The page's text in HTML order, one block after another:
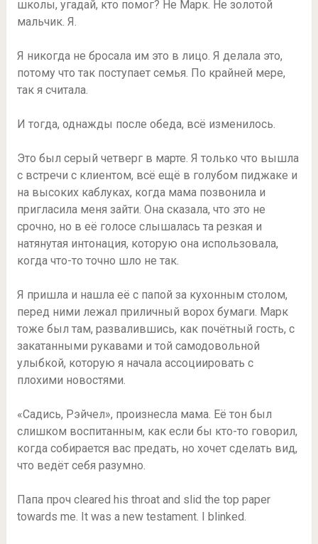
школы, угадай, кто помог? Не Марк. Не золотой
мальчик. Я.
Я никогда не бросала им это в лицо. Я делала это,
потому что так поступает семья. По крайней мере,
так я считала.
И тогда, однажды после обеда, всё изменилось.
Это был серый четверг в марте. Я только что вышла
с встречи с клиентом, всё ещё в голубом пиджаке и
на высоких каблуках, когда мама позвонила и
пригласила меня зайти. Она сказала, что это не
срочно, но в её голосе слышалась та резкая и
натянутая интонация, которую она использовала,
когда что-то точно шло не так.
Я пришла и нашла её с папой за кухонным столом,
перед ними лежал приличный ворох бумаги. Марк
тоже был там, развалившись, как почётный гость, с
закатанными рукавами и той самодовольной
улыбкой, которую я начала ассоциировать с
плохими новостями.
«Садись, Рэйчел», произнесла мама. Её тон был
слишком воспитанным, как если бы кто-то говорил,
когда собирается вас предать, но хочет сделать вид,
что ведёт себя разумно.
Папа проч cleared his throat and slid the top paper
towards me. It was a new testament. I blinked.